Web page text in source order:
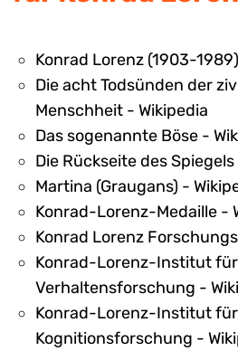
Konrad Lorenz (1903-
Die acht Todsünden der
Menschheit - Wikipedia
Das sogenannte Böse -
Die Rückseite des
Martina (Graugans) -
Konrad-Lorenz-Medaille -
Konrad Lorenz
Konrad-Lorenz-Institut
Verhaltensforschung -
Konrad-Lorenz-Institut
Kognitionsforschung -